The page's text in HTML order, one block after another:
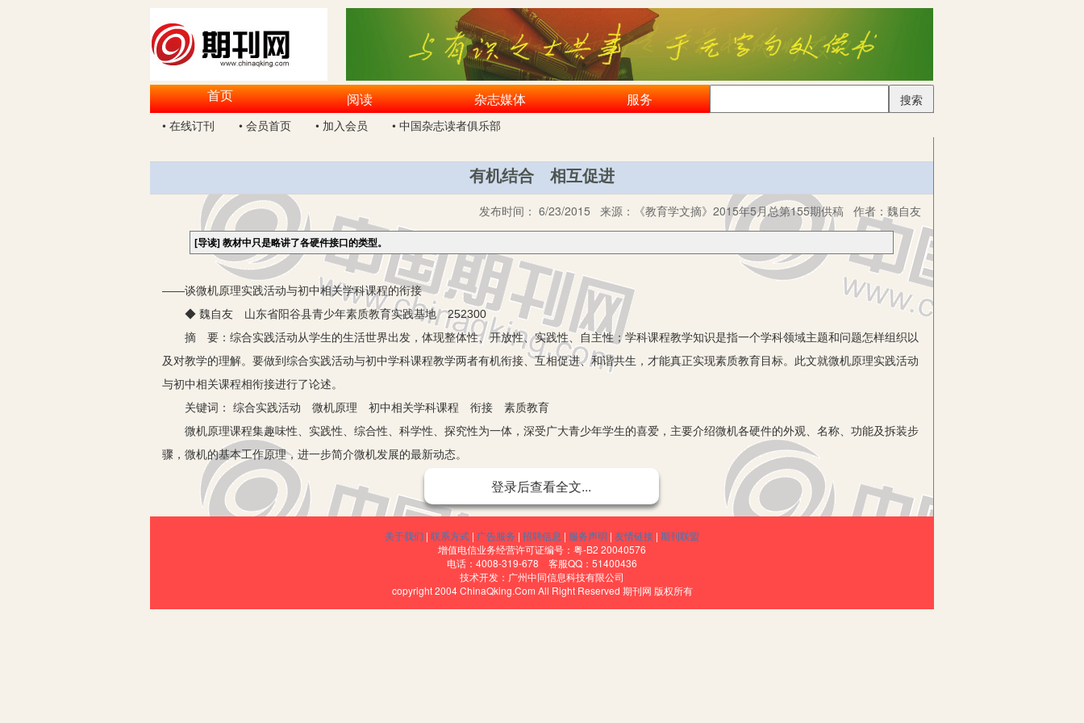
首页 阅读 杂志媒体 服务
搜索
• 在线订刊
• 会员首页 • 加入会员 • 中国杂志读者俱乐部
有机结合 相互促进
发布时间： 6/23/2015 来源： 《教育学文摘》2015年5月总第155期供稿 作者： 魏自友
[导读]教材中只是略讲了各硬件接口的类型。
——谈微机原理实践活动与初中相关学科课程的衔接
◆ 魏自友 山东省阳谷县青少年素质教育实践基地 252300
摘 要：综合实践活动从学生的生活世界出发，体现整体性、开放性、实践性、自主性；学科课程教学知识是指一个学科领域主题和问题怎样组织以
及对教学的理解。要做到综合实践活动与初中学科课程教学两者有机衔接、互相促进、和谐共生，才能真正实现素质教育目标。此文就微机原理实践活动
与初中相关课程相衔接进行了论述。
关键词： 综合实践活动 微机原理 初中相关学科课程 衔接 素质教育
微机原理课程集趣味性、实践性、综合性、科学性、探究性为一体，深受广大青少年学生的喜爱，主要介绍微机各硬件的外观、名称、功能及拆装步
骤，微机的基本工作原理，进一步简介微机发展的最新动态。
聊城市教育局关于进一步加强中小学社会实践基地建设与管理工作的实施意见》中指出：中小学生实践基地要充分利用自身优势，积极进行学科教学
改革的探索，使学生对新课改的体验在这里先行一步，在新课改中获取的知识在这里深化一层、转化为能力，并通过学科改革衔接、创新项目联动，使基
《综合实践活动指导纲要》在谈到综合实践活动与学科课程的关系中提到：“各学科中所发现的问题、所获得的知识可以在综合实践活动中延伸、综
合、重组提升；综合实践中发现的问题、所获得的知识技能可以在各学科教学中拓展加深；在某些情况下，综合实践活动可以与学科打通进行。”
这两段论述，都说明实践基地培训活动要与学科教学要衔接，并且衔接紧密。作为微机原理专业教师，我研读了初中各学科教材，发现《信息技术》
登录后查看全文...
关于我们 | 联系方式 | 广告服务 | 招聘信息 | 服务声明 | 友情链接 | 期刊联盟
增值电信业务经营许可证编号：粤-B2 20040576
电话：4008-319-678 客服QQ：51400436
技术开发：广州中同信息科技有限公司
copyright 2004 ChinaQking.Com All Right Reserved 期刊网 版权所有